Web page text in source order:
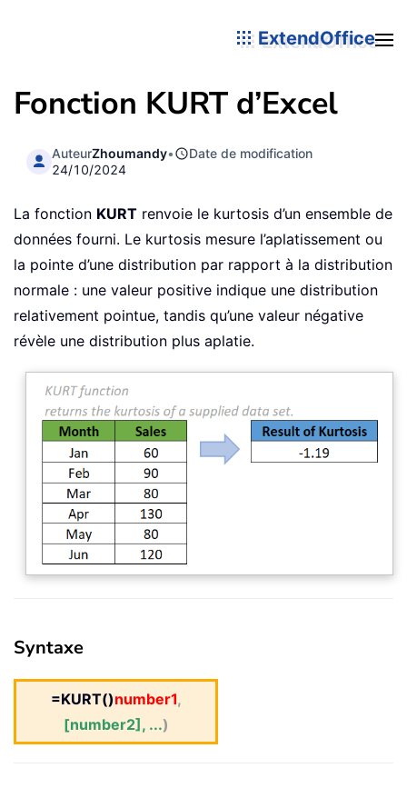
ExtendOffice
Fonction KURT d’Excel
AuteurZhoumandy•
Date de modification
24/10/2024
La fonction KURT renvoie le kurtosis d’un ensemble de
données fourni. Le kurtosis mesure l’aplatissement ou
la pointe d’une distribution par rapport à la distribution
normale : une valeur positive indique une distribution
relativement pointue, tandis qu’une valeur négative
révèle une distribution plus aplatie.
Syntaxe
=KURT()number1,
[number2], ...)